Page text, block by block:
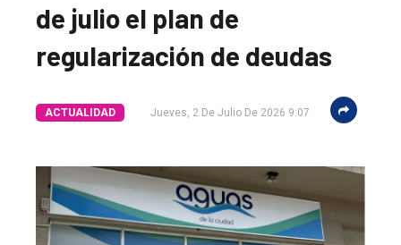
único
DIARIO
de julio el plan de
regularización de deudas
ACTUALIDAD Jueves, 2 De Julio De 2026 9:07